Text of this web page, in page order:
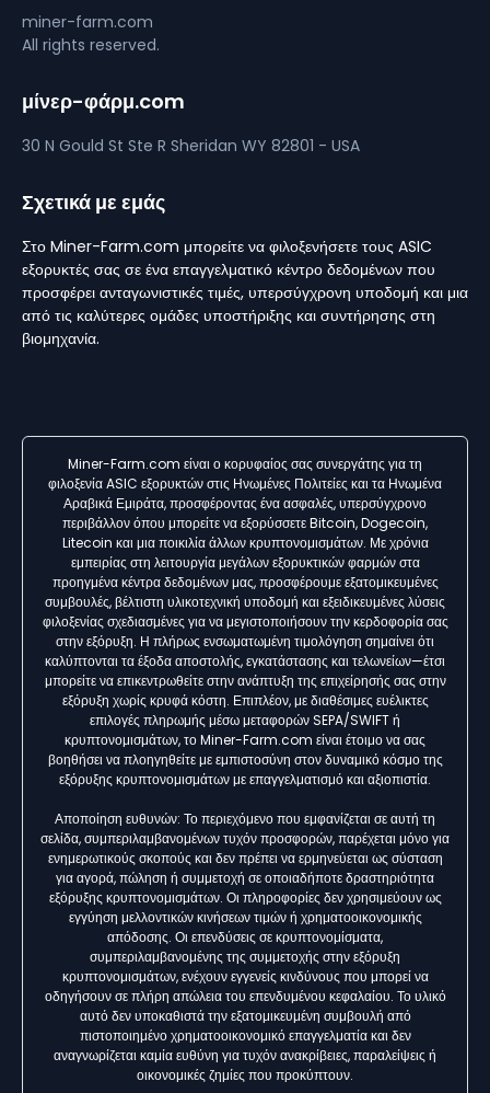
miner-farm.com
All rights reserved.
μίνερ-φάρμ.com
30 N Gould St Ste R Sheridan WY 82801 - USA
Σχετικά με εμάς
Στο Miner-Farm.com μπορείτε να φιλοξενήσετε τους ASIC
εξορυκτές σας σε ένα επαγγελματικό κέντρο δεδομένων που
προσφέρει ανταγωνιστικές τιμές, υπερσύγχρονη υποδομή και μια
από τις καλύτερες ομάδες υποστήριξης και συντήρησης στη
βιομηχανία.
Miner-Farm.com είναι ο κορυφαίος σας συνεργάτης για τη
φιλοξενία ASIC εξορυκτών στις Ηνωμένες Πολιτείες και τα Ηνωμένα
Αραβικά Εμιράτα, προσφέροντας ένα ασφαλές, υπερσύγχρονο
περιβάλλον όπου μπορείτε να εξορύσσετε Bitcoin, Dogecoin,
Litecoin και μια ποικιλία άλλων κρυπτονομισμάτων. Με χρόνια
εμπειρίας στη λειτουργία μεγάλων εξορυκτικών φαρμών στα
προηγμένα κέντρα δεδομένων μας, προσφέρουμε εξατομικευμένες
συμβουλές, βέλτιστη υλικοτεχνική υποδομή και εξειδικευμένες λύσεις
φιλοξενίας σχεδιασμένες για να μεγιστοποιήσουν την κερδοφορία σας
στην εξόρυξη. Η πλήρως ενσωματωμένη τιμολόγηση σημαίνει ότι
καλύπτονται τα έξοδα αποστολής, εγκατάστασης και τελωνείων—έτσι
μπορείτε να επικεντρωθείτε στην ανάπτυξη της επιχείρησής σας στην
εξόρυξη χωρίς κρυφά κόστη. Επιπλέον, με διαθέσιμες ευέλικτες
επιλογές πληρωμής μέσω μεταφορών SEPA/SWIFT ή
κρυπτονομισμάτων, το Miner-Farm.com είναι έτοιμο να σας
βοηθήσει να πλοηγηθείτε με εμπιστοσύνη στον δυναμικό κόσμο της
εξόρυξης κρυπτονομισμάτων με επαγγελματισμό και αξιοπιστία.
Αποποίηση ευθυνών: Το περιεχόμενο που εμφανίζεται σε αυτή τη
σελίδα, συμπεριλαμβανομένων τυχόν προσφορών, παρέχεται μόνο για
ενημερωτικούς σκοπούς και δεν πρέπει να ερμηνεύεται ως σύσταση
για αγορά, πώληση ή συμμετοχή σε οποιαδήποτε δραστηριότητα
εξόρυξης κρυπτονομισμάτων. Οι πληροφορίες δεν χρησιμεύουν ως
εγγύηση μελλοντικών κινήσεων τιμών ή χρηματοοικονομικής
απόδοσης. Οι επενδύσεις σε κρυπτονομίσματα,
συμπεριλαμβανομένης της συμμετοχής στην εξόρυξη
κρυπτονομισμάτων, ενέχουν εγγενείς κινδύνους που μπορεί να
οδηγήσουν σε πλήρη απώλεια του επενδυμένου κεφαλαίου. Το υλικό
αυτό δεν υποκαθιστά την εξατομικευμένη συμβουλή από
πιστοποιημένο χρηματοοικονομικό επαγγελματία και δεν
αναγνωρίζεται καμία ευθύνη για τυχόν ανακρίβειες, παραλείψεις ή
οικονομικές ζημίες που προκύπτουν.